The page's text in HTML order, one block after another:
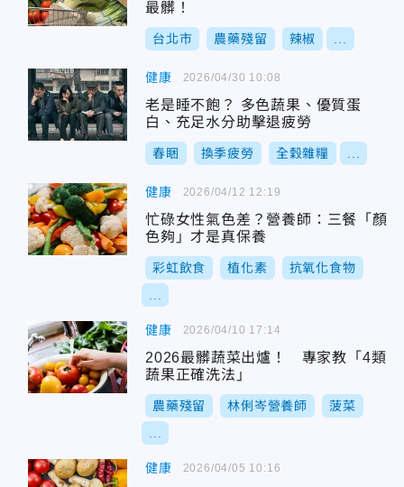
最髒！
台北市 農藥殘留 辣椒
健康
老是睡不飽？ 多色蔬果、優質蛋
白、充足水分助擊退疲勞
春睏 換季疲勞 全穀雜糧
2026/04/30 10:08
健康
忙碌女性氣色差？營養師：三餐「顏
色夠」才是真保養
彩虹飲食 植化素 抗氧化食物
2026/04/12 12:19
健康
2026最髒蔬菜出爐！ 專家教「4類
蔬果正確洗法」
農藥殘留 林俐岑營養師 菠菜
2026/04/10 17:14
健康 2026/04/05 10:16